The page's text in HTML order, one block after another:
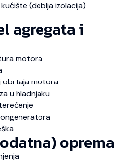
(deblja izolacija)
agregata i
motora
obrtaja motora
u hladnjaku
oprema